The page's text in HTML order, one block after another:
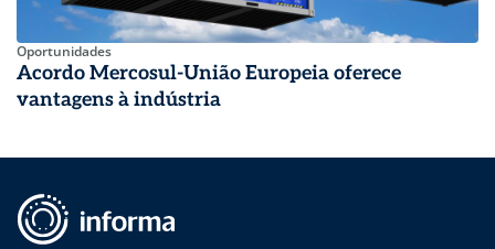
Oportunidades
Acordo Mercosul-União Europeia oferece
vantagens à indústria